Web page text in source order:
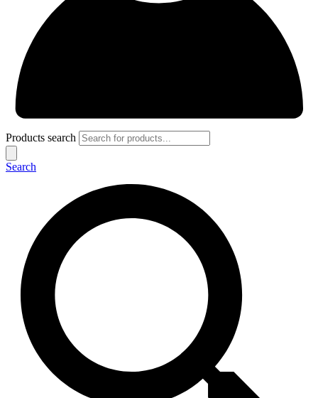
Products search
Search